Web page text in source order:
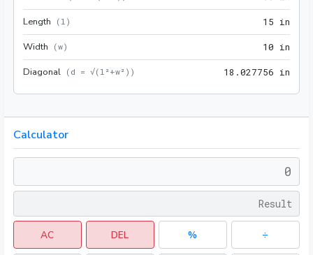
Length ( l ) 1 5 in
Width (w) 10 in
Diagonal ( d = √(l²+w²) ) 18 .027756 in
Calculator
AC DEL % ÷